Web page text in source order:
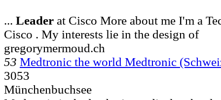
... Leader at Cisco More about me I'm a
Cisco . My interests lie in the design of
gregorymermoud.ch
53 Medtronic the world Medtronic
3053
Münchenbuchsee